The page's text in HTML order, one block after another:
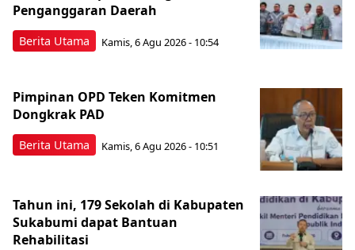
Berita Utama
Penganggaran Daerah
Kamis, 6 Agu 2026 - 10:54
Berita Utama
Pimpinan OPD Teken Komitmen
Dongkrak PAD
Kamis, 6 Agu 2026 - 10:51
Tahun ini, 179 Sekolah di Kabupaten
Sukabumi dapat Bantuan
Rehabilitasi